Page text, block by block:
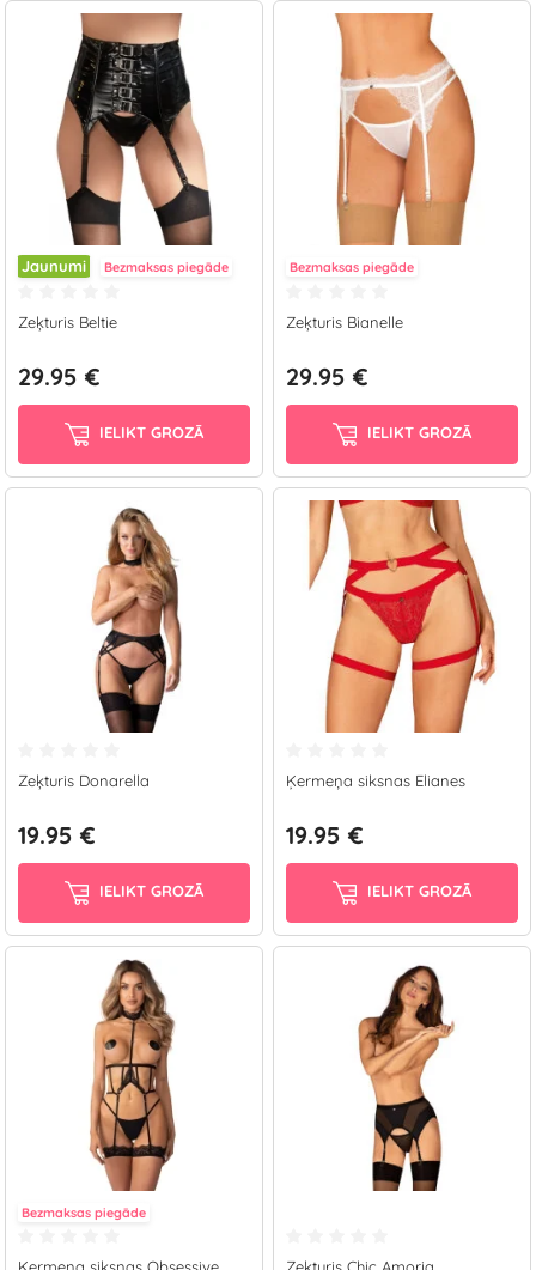
Jaunumi Bezmaksas piegāde
Zeķturis Beltie
29.95 €
IELIKT GROZĀ
Bezmaksas piegāde
Zeķturis Bianelle
29.95 €
IELIKT GROZĀ
Zeķturis Donarella
19.95 €
IELIKT GROZĀ
Ķermeņa siksnas Elianes
19.95 €
IELIKT GROZĀ
Bezmaksas piegāde